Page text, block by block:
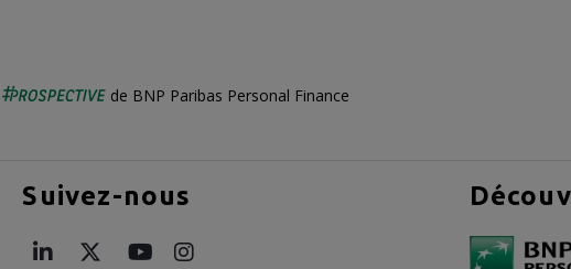
de BNP Paribas Personal Finance
Suivez-nous